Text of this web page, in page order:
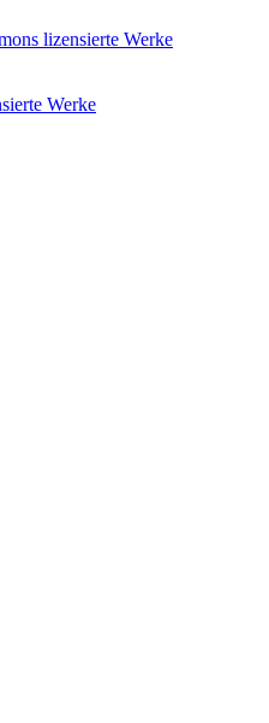
lizensierte Werke
Werke